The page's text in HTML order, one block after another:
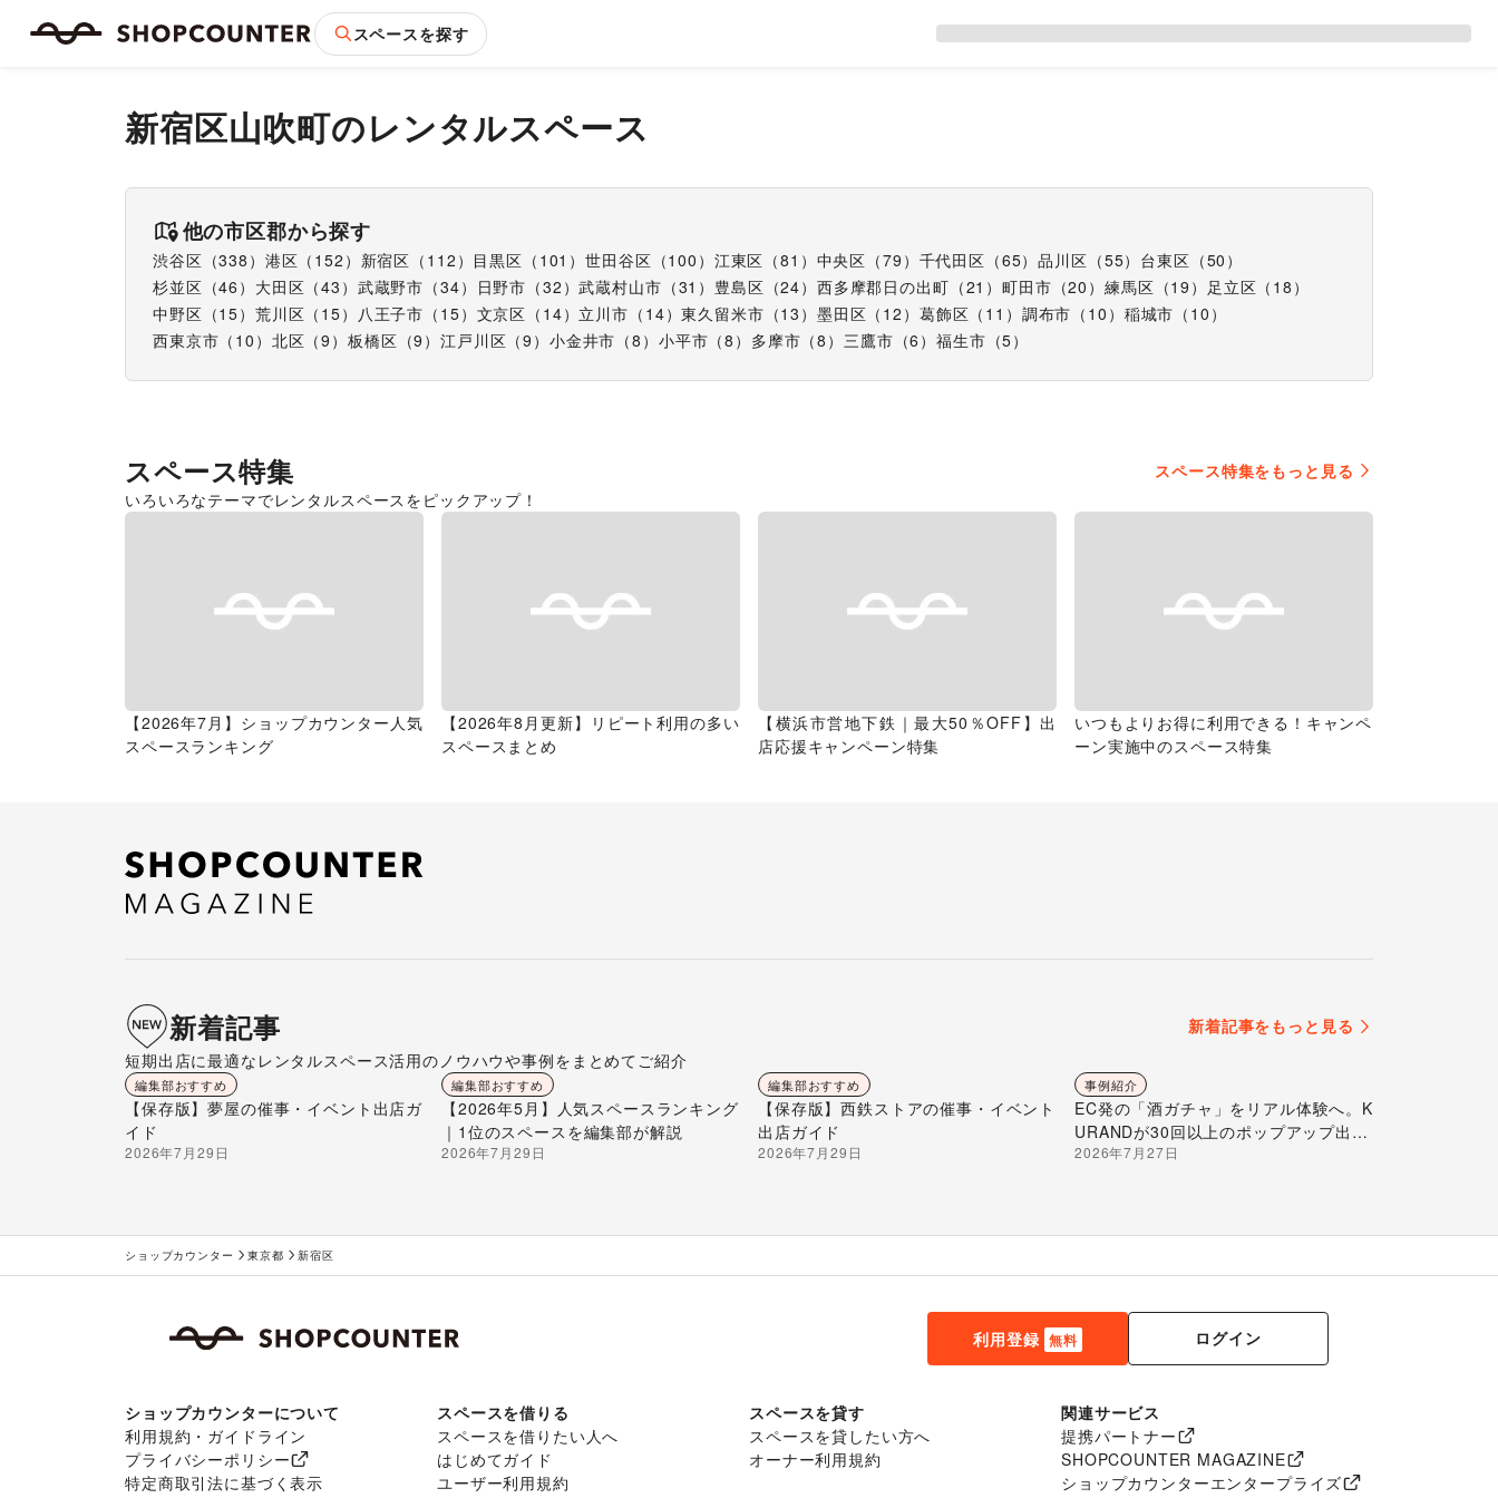
スペースを探す
新宿区山吹町のレンタルスペース
他の市区郡から探す
渋谷区 （338 ） 港区 （ 152 ） 新宿区 （ 112 ） 目黒区 （ 101 ）世田谷区 （100 ） 江東区 （81 ） 中央区 （79 ） 千代田区 （65）品川区 （55） 台東区 （50 ）
杉並区 （46 ） 大田区 （43 ） 武蔵野市 （34） 日野市 （32 ）武蔵村山市 （31 ） 豊島区 （24） 西多摩郡日の出町 （21 ）町田市 （20 ） 練馬区 （19 ） 足立区 （ 18 ）
中野区 （15） 荒川区 （ 15） 八王子市 （ 15） 文京区 （ 14） 立川市 （ 14）東久留米市 （13 ） 墨田区 （ 12 ） 葛飾区 （ 11 ） 調布市 （ 10 ） 稲城市 （ 10 ）
西東京市 （ 10 ） 北区 （9 ） 板橋区 （9 ）江戸川区 （9 ） 小金井市 （8 ） 小平市 （8 ） 多摩市 （8 ） 三鷹市 （6 ）福生市 （5）
スペース特集
スペース特集をもっと見る
いろいろなテーマでレンタルスペースをピックアップ！
【2026年7月】ショップカウンター人気
スペースランキング
【2026年8月更新】リピート利用の多い
スペースまとめ
【横浜市営地下鉄｜最大50％OFF】出
店応援キャンペーン特集
いつもよりお得に利用できる！キャンペ
ーン実施中のスペース特集
新着記事
新着記事をもっと見る
短期出店に最適なレンタルスペース活用のノウハウや事例をまとめてご紹介
編集部おすすめ
【保存版】夢屋の催事・イベント出店ガ
イド
2026年7月29日
編集部おすすめ
【2026年5月】人気スペースランキング
｜1位のスペースを編集部が解説
2026年7月29日
編集部おすすめ
【保存版】西鉄ストアの催事・イベント
出店ガイド
2026年7月29日
事例紹介
EC発の「酒ガチャ」をリアル体験へ。K
URANDが30回以上のポップアップ出店
で届ける“新しいお酒との出会い”
2026年7月27日
ショップカウンター 東京都 新宿区
利用登録 無料 ログイン
ショップカウンターについて
利用規約・ガイドライン
プライバシーポリシー
特定商取引法に基づく表示
スペースを借りる
スペースを借りたい人へ
はじめてガイド
ユーザー利用規約
スペースを貸す
スペースを貸したい方へ
オーナー利用規約
関連サービス
提携パートナー
SHOPCOUNTER MAGAZINE
ショップカウンターエンタープライズ